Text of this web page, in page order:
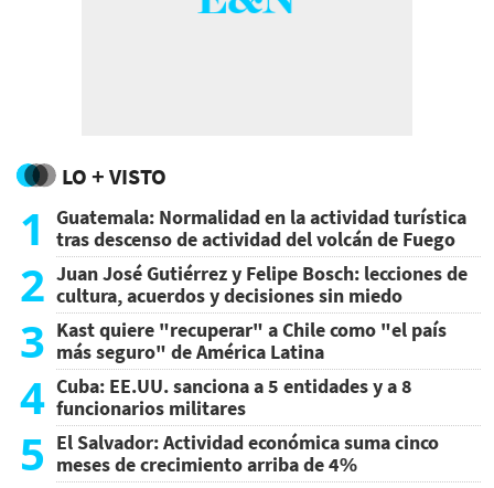
LO + VISTO
1
Guatemala: Normalidad en la actividad turística
tras descenso de actividad del volcán de Fuego
2 Juan José Gutiérrez y Felipe Bosch: lecciones de
cultura, acuerdos y decisiones sin miedo
3 Kast quiere "recuperar" a Chile como "el país
más seguro" de América Latina
4 Cuba: EE.UU. sanciona a 5 entidades y a 8
funcionarios militares
5 El Salvador: Actividad económica suma cinco
meses de crecimiento arriba de 4%